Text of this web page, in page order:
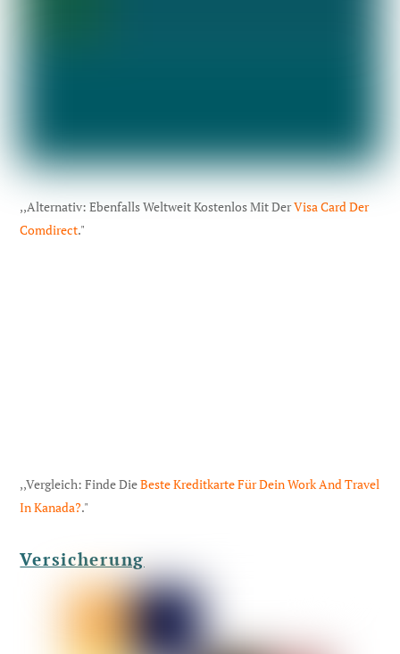
,,Alternativ: Ebenfalls Weltweit Kostenlos Mit DerVisa Card Der
Comdirect."
,,Vergleich: Finde DieBeste Kreditkarte Für Dein Work And Travel
In Kanada?."
Versicherung